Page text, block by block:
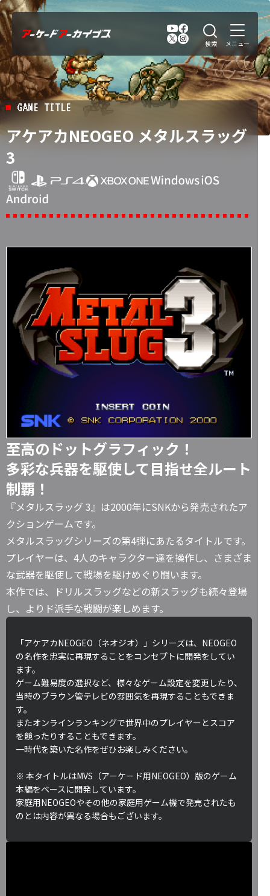
GAME TITLE
アケアカNEOGEO メタルスラッグ
3
至高のドットグラフィック！
多彩な兵器を駆使して目指せ全ルート
制覇！
『メタルスラッグ 3』は2000年にSNKから発売されたア
クションゲームです。
メタルスラッグシリーズの第4弾にあたるタイトルです。
プレイヤーは、4人のキャラクター達を操作し、さまざま
な武器を駆使して戦場を駆けめぐり闘います。
本作では、ドリルスラッグなどの新スラッグも続々登場
し、よりド派手な戦闘が楽しめます。
「アケアカNEOGEO（ネオジオ）」シリーズは、NEOGEO
の名作を忠実に再現することをコンセプトに開発をしてい
ます。
ゲーム難易度の選択など、様々なゲーム設定を変更したり、
当時のブラウン管テレビの雰囲気を再現することもできま
す。
またオンラインランキングで世界中のプレイヤーとスコア
を競ったりすることもできます。
一時代を築いた名作をぜひお楽しみください。
※ 本タイトルはMVS（アーケード用NEOGEO）版のゲーム
本編をベースに開発しています。
家庭用NEOGEOやその他の家庭用ゲーム機で発売されたも
のとは内容が異なる場合もございます。